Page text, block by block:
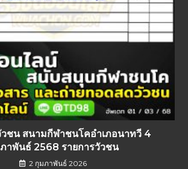
ชน สนามกีฬาชนโคอำเภอนาทวี 4
าพันธ์ 2568 รายการวัวชน
2 กุมภาพันธ์ 2026